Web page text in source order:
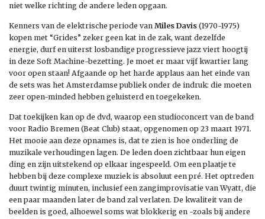
niet welke richting de andere leden opgaan.
Kenners van de elektrische periode van Miles Davis (1970-1975)
kopen met “Grides” zeker geen kat in de zak, want dezelfde
energie, durf en uiterst losbandige progressieve jazz viert hoogtij
in deze Soft Machine-bezetting. Je moet er maar vijf kwartier lang
voor open staan! Afgaande op het harde applaus aan het einde van
de sets was het Amsterdamse publiek onder de indruk: die moeten
zeer open-minded hebben geluisterd en toegekeken.
Dat toekijken kan op de dvd, waarop een studioconcert van de band
voor Radio Bremen (Beat Club) staat, opgenomen op 23 maart 1971.
Het mooie aan deze opnames is, dat te zien is hoe onderling de
muzikale verhoudingen lagen. De leden doen zichtbaar hun eigen
ding en zijn uitstekend op elkaar ingespeeld. Om een plaatje te
hebben bij deze complexe muziek is absoluut een pré. Het optreden
duurt twintig minuten, inclusief een zangimprovisatie van Wyatt, die
een paar maanden later de band zal verlaten. De kwaliteit van de
beelden is goed, alhoewel soms wat blokkerig en -zoals bij andere